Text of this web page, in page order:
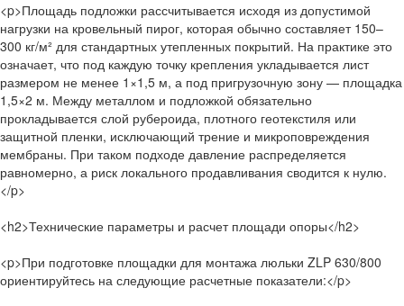
<p>Площадь подложки рассчитывается исходя из допустимой
нагрузки на кровельный пирог, которая обычно составляет 150–
300 кг/м² для стандартных утепленных покрытий. На практике это
означает, что под каждую точку крепления укладывается лист
размером не менее 1×1,5 м, а под пригрузочную зону — площадка
1,5×2 м. Между металлом и подложкой обязательно
прокладывается слой рубероида, плотного геотекстиля или
защитной пленки, исключающий трение и микроповреждения
мембраны. При таком подходе давление распределяется
равномерно, а риск локального продавливания сводится к нулю.
</p>
<h2>Технические параметры и расчет площади опоры</h2>
<p>При подготовке площадки для монтажа люльки ZLP 630/800
ориентируйтесь на следующие расчетные показатели:</p>